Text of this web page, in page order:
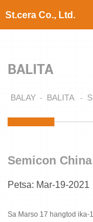
St.cera Co., Ltd.
BALITA
BALAY BALITA
Semicon
Petsa: Mar-19-2021
Sa Marso 17 hangtod